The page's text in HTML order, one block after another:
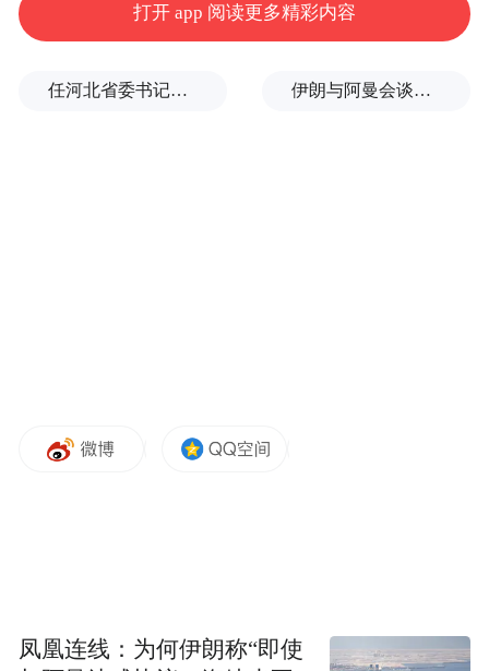
打开 app 阅读更多精彩内容
任河北省委书记后，罗文首次调研 伊朗与阿曼会谈最新细节曝光
凤凰连线：为何伊朗称“即使